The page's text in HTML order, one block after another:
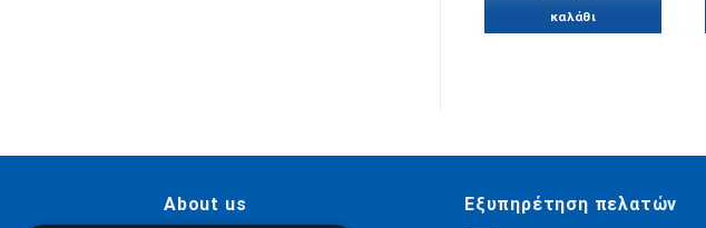
καλάθι
About us Εξυπηρέτηση πελατών